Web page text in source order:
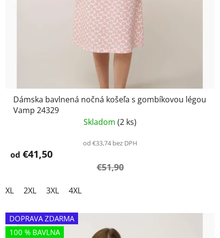
Dámska bavlnená nočná košeľa s gombíkovou légou
Vamp 24329
Skladom (2 ks)
od €33,74 bez DPH
od €41,50
€51,90
XL 2XL 3XL 4XL
DOPRAVA ZDARMA
100 % BAVLNA